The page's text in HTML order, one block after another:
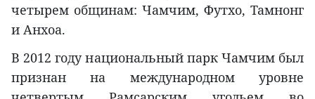
четырем общинам: Чамчим, Футхо, Тамнонг
и Анхоа.
В 2012 году национальный парк Чамчим был
признан на международном уровне